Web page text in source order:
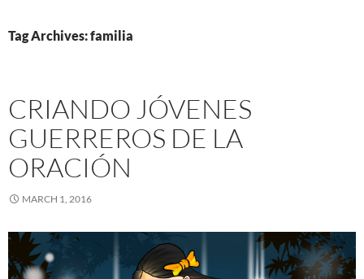
Tag Archives: familia
CRIANDO JÓVENES
GUERREROS DE LA
ORACIÓN
MARCH 1, 2016